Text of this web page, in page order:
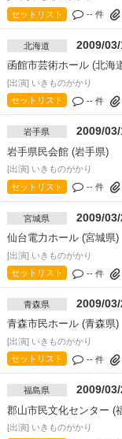
セットリスト
-- 件
北海道 2009/
函館市芸術ホール (北海
[出演] いきものがかり
セットリスト
-- 件
岩手県 2009/
岩手県民会館 (岩手県)
[出演] いきものがかり
セットリスト
-- 件
宮城県 2009/
仙台電力ホール (宮城県)
[出演] いきものがかり
セットリスト
-- 件
青森県 2009/
青森市民ホール (青森県)
[出演] いきものがかり
セットリスト
-- 件
福島県 2009/
郡山市民文化センター (
[出演] いきものがかり